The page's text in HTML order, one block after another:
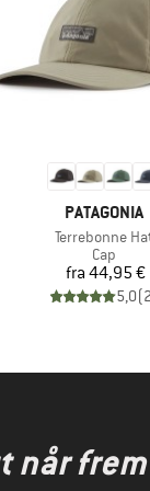
MÆRKE
PATAGONIA
Artikel
Terrebonne
Cap
Pris
fra 44,95 €
5,0(2
når